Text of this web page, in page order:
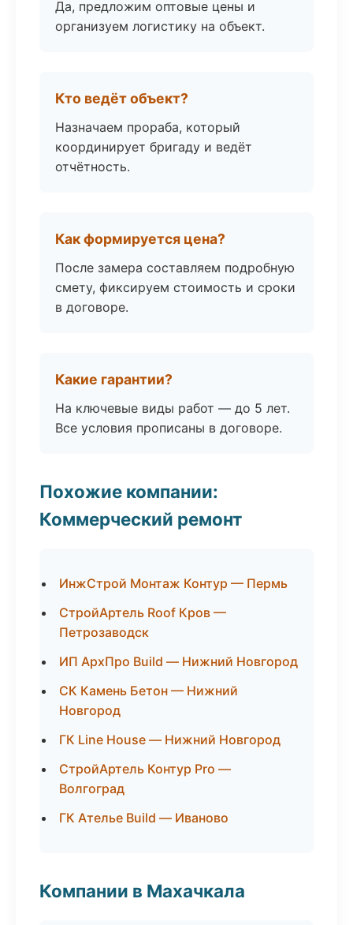
Да, предложим оптовые цены и
организуем логистику на объект.
Кто ведёт объект?
Назначаем прораба, который
координирует бригаду и ведёт
отчётность.
Как формируется цена?
После замера составляем подробную
смету, фиксируем стоимость и сроки
в договоре.
Какие гарантии?
На ключевые виды работ — до 5 лет.
Все условия прописаны в договоре.
Похожие компании:
Коммерческий ремонт
ИнжСтрой Монтаж Контур — Пермь
СтройАртель Roof Кров —
Петрозаводск
ИП АрхПро Build — Нижний Новгород
СК Камень Бетон — Нижний
Новгород
ГК Line House — Нижний Новгород
СтройАртель Контур Pro —
Волгоград
ГК Ателье Build — Иваново
Компании в Махачкала